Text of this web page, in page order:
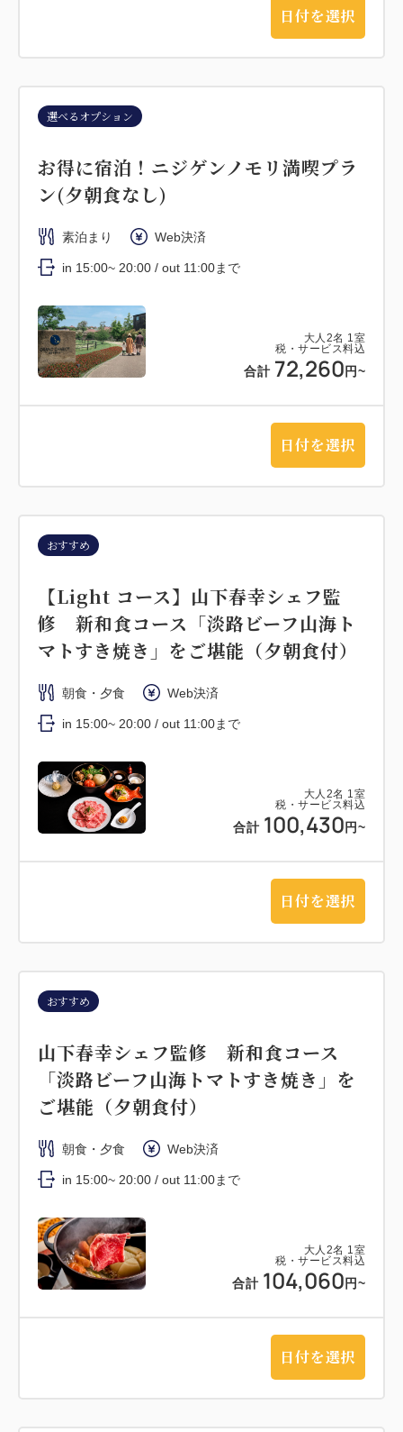
日付を選択
大人 2名 1 室
税・サービス料込
合計 72,260 円~
選べるオプション
お得に宿泊！ニジゲンノモリ満喫プラ
ン(夕朝食なし)
素泊まり Web決済
in 15:00~ 20:00 / out 11:00まで
日付を選択
大人 2名 1 室
税・サービス料込
合計 100,430 円~
おすすめ
【Light コース】山下春幸シェフ監
修 新和食コース「淡路ビーフ山海ト
マトすき焼き」をご堪能（夕朝食付）
朝食・夕食 Web決済
in 15:00~ 20:00 / out 11:00まで
日付を選択
大人 2名 1 室
税・サービス料込
合計 104,060 円~
おすすめ
山下春幸シェフ監修 新和食コース
「淡路ビーフ山海トマトすき焼き」を
ご堪能（夕朝食付）
朝食・夕食 Web決済
in 15:00~ 20:00 / out 11:00まで
日付を選択